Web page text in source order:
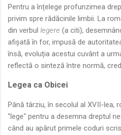
Pentru a înțelege profunzimea
privim spre rădăcinile limbii. La
din verbul legere (a citi),
afișată în for, impusă de
însă, evoluția acestui cuvânt a
reflectă o sinteză între normă,
Legea ca Obicei
Până târziu, în secolul al XVII-lea,
"lege" pentru a desemna dreptul
când au apărut primele coduri